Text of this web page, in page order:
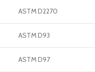
ASTM D2270
ASTM D93
ASTM D97